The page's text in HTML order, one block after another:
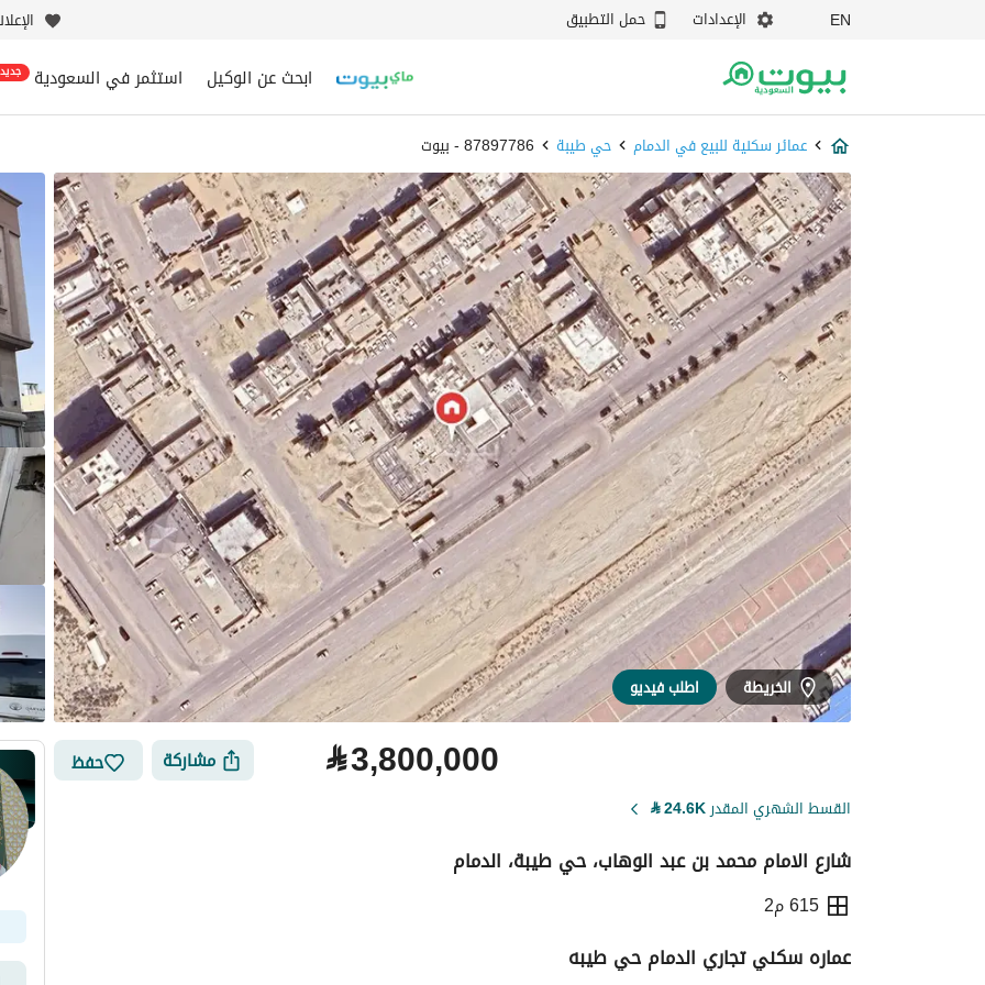
EN الإعدادات حمل التطبيق
ابحث عن الوكيل استثمر في السعودية جديد
عمائر سكنية للبيع في الدمام حي طيبة 87897786 - بيوت
الخريطة اطلب فيديو
⃁3,800,000 مشاركة حفظ
القسط الشهري المقدر24.6K
⃁
شارع الامام محمد بن عبد الوهاب، حي طيبة، الدمام
615 م2
عماره سكني تجاري الدمام حي طيبه